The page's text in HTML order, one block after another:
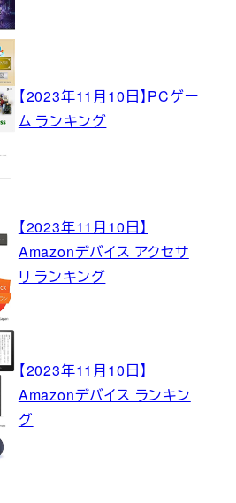
【2023年11月10日】PCゲー
ム ランキング
【2023年11月10日】
Amazonデバイス アクセサ
リ ランキング
【2023年11月10日】
Amazonデバイス ランキン
グ